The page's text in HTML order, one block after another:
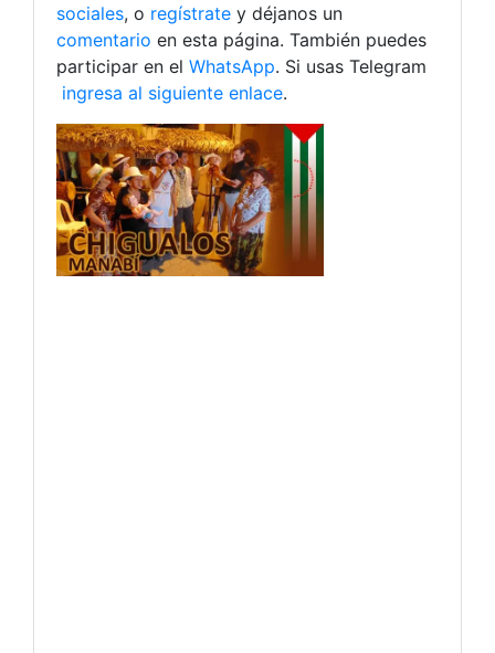
sociales, o regístrate y déjanos un
comentario en esta página. También puedes
participar en el WhatsApp. Si usas Telegram
ingresa al siguiente enlace.